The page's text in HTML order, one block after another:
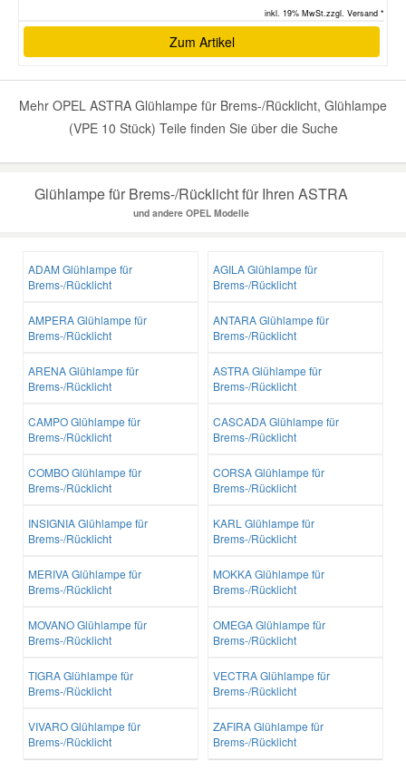
inkl. 19% MwSt.zzgl. Versand *
Zum Artikel
Mehr OPEL ASTRA Glühlampe für Brems-/Rücklicht, Glühlampe
(VPE 10 Stück) Teile finden Sie über die Suche
Glühlampe für Brems-/Rücklicht für Ihren ASTRA
und andere OPEL Modelle
ADAM Glühlampe für
Brems-/Rücklicht
AGILA Glühlampe für
Brems-/Rücklicht
AMPERA Glühlampe für
Brems-/Rücklicht
ANTARA Glühlampe für
Brems-/Rücklicht
ARENA Glühlampe für
Brems-/Rücklicht
ASTRA Glühlampe für
Brems-/Rücklicht
CAMPO Glühlampe für
Brems-/Rücklicht
CASCADA Glühlampe für
Brems-/Rücklicht
COMBO Glühlampe für
Brems-/Rücklicht
CORSA Glühlampe für
Brems-/Rücklicht
INSIGNIA Glühlampe für
Brems-/Rücklicht
KARL Glühlampe für
Brems-/Rücklicht
MERIVA Glühlampe für
Brems-/Rücklicht
MOKKA Glühlampe für
Brems-/Rücklicht
MOVANO Glühlampe für
Brems-/Rücklicht
OMEGA Glühlampe für
Brems-/Rücklicht
TIGRA Glühlampe für
Brems-/Rücklicht
VECTRA Glühlampe für
Brems-/Rücklicht
VIVARO Glühlampe für
Brems-/Rücklicht
ZAFIRA Glühlampe für
Brems-/Rücklicht